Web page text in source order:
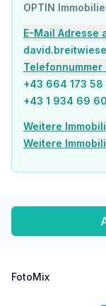
OPTIN
E-Mail Adresse
Telefonnummer
+43 664 173 58
+43 1 934 69
Weitere
Weitere
FotoMix